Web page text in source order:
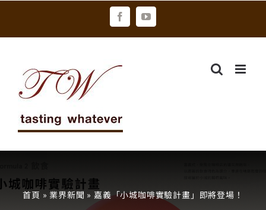
FacebookYouTube
首頁 » 業界新聞 » 嘉義「小城咖啡實驗計畫」即將登場！